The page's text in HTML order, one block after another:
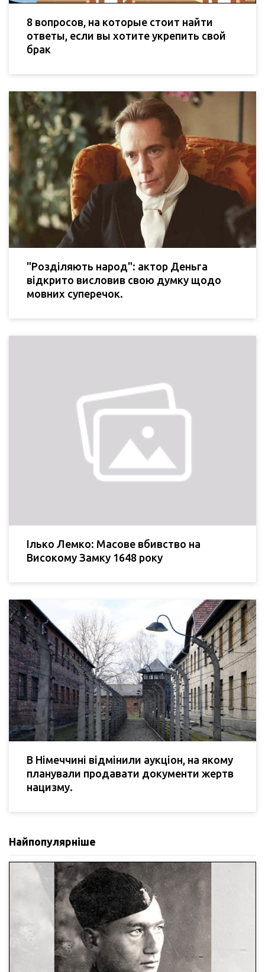
8 вопросов, на которые стоит найти
ответы, если вы хотите укрепить свой
брак
"Розділяють народ": актор Деньга
відкрито висловив свою думку щодо
мовних суперечок.
Ілько Лемко: Масове вбивство на
Високому Замку 1648 року
В Німеччині відмінили аукціон, на якому
планували продавати документи жертв
нацизму.
Найпопулярніше